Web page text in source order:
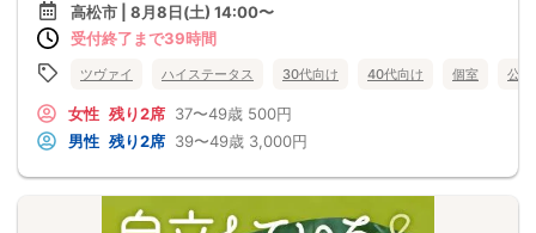
高松市 | 8月8日(土) 14:00〜
受付終了まで39時間
ツヴァイ ハイステータス 30代向け 40代向け 個室 公
女性 残り2席 37〜49歳 500円
男性 残り2席 39〜49歳 3,000円